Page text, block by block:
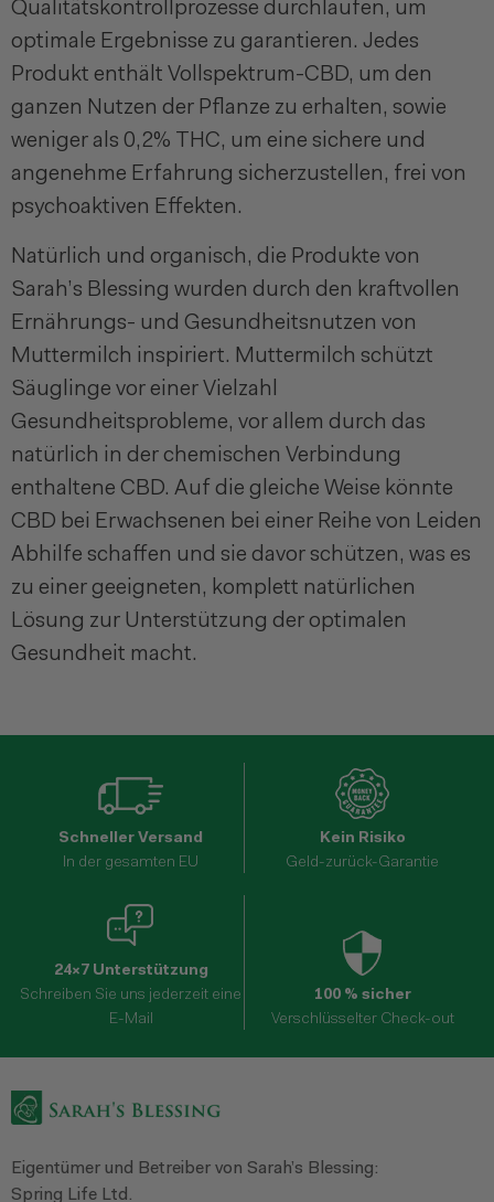
Qualitätskontrollprozesse durchlaufen, um
optimale Ergebnisse zu garantieren. Jedes
Produkt enthält Vollspektrum-CBD, um den
ganzen Nutzen der Pflanze zu erhalten, sowie
weniger als 0,2% THC, um eine sichere und
angenehme Erfahrung sicherzustellen, frei von
psychoaktiven Effekten.
Natürlich und organisch, die Produkte von
Sarah’s Blessing wurden durch den kraftvollen
Ernährungs- und Gesundheitsnutzen von
Muttermilch inspiriert. Muttermilch schützt
Säuglinge vor einer Vielzahl
Gesundheitsprobleme, vor allem durch das
natürlich in der chemischen Verbindung
enthaltene CBD. Auf die gleiche Weise könnte
CBD bei Erwachsenen bei einer Reihe von Leiden
Abhilfe schaffen und sie davor schützen, was es
zu einer geeigneten, komplett natürlichen
Lösung zur Unterstützung der optimalen
Gesundheit macht.
Schneller Versand
In der gesamten EU
Kein Risiko
Geld-zurück-Garantie
24×7 Unterstützung
Schreiben Sie uns jederzeit eine
E-Mail
100 % sicher
Verschlüsselter Check-out
Eigentümer und Betreiber von Sarah’s Blessing:
Spring Life Ltd.